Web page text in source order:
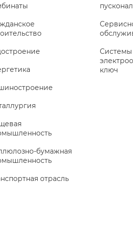
бумажная
отрасль
Системы
ключ